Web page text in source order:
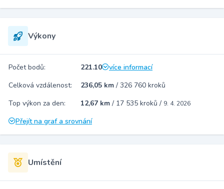
Výkony
Počet bodů: 221.10
více informací
Celková vzdálenost:
236,05 km / 326 760 kroků
Top výkon za den:
12,67 km / 17 535 kroků / 9. 4. 2026
Přejít na graf a srovnání
Umístění